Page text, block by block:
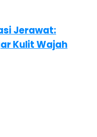
Jerawat:
Kulit Wajah